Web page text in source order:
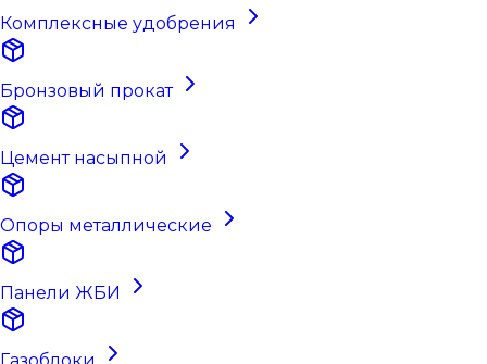
Комплексные удобрения
Бронзовый прокат
Цемент насыпной
Опоры металлические
Панели ЖБИ
Газоблоки